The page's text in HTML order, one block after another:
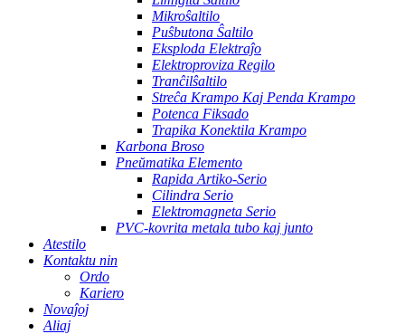
Mikroŝaltilo
Puŝbutona Ŝaltilo
Eksploda Elektraĵo
Elektroproviza Regilo
Tranĉilŝaltilo
Streĉa Krampo Kaj Penda Krampo
Potenca Fiksado
Trapika Konektila Krampo
Karbona Broso
Pneŭmatika Elemento
Rapida Artiko-Serio
Cilindra Serio
Elektromagneta Serio
PVC-kovrita metala tubo kaj junto
Atestilo
Kontaktu nin
Ordo
Kariero
Novaĵoj
Aliaj